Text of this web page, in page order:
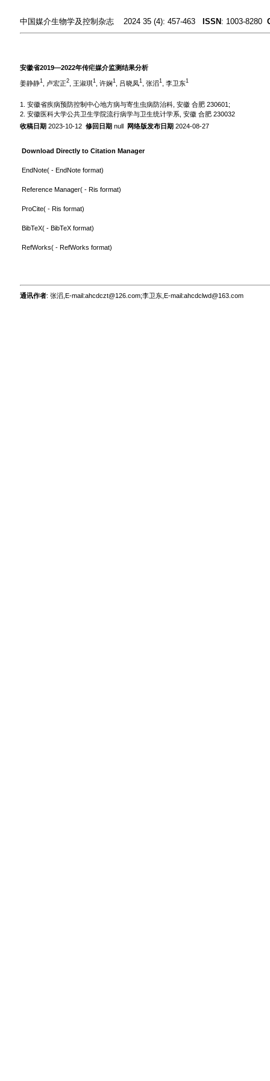
中国媒介生物学及控制杂志 2024 35 (4): 457-463 ISSN : 1003-8280
安徽省2019—2022年传疟媒介监测结果分析
姜静静1, 卢宏正2, 王淑琪1, 许娴1, 吕晓凤1, 张滔1, 李卫东1
1. 安徽省疾病预防控制中心地方病与寄生虫病防治科, 安徽 合肥 230601;
2. 安徽医科大学公共卫生学院流行病学与卫生统计学系, 安徽 合肥 230032
收稿日期2023-10-12 修回日期null 网络版发布日期2024-08-27
Download Directly to Citation Manager
EndNote( - EndNote format)
Reference Manager( - Ris format)
ProCite( - Ris format)
BibTeX( - BibTeX format)
RefWorks( - RefWorks format)
通讯作者: 张滔,E-mail:ahcdczt@126.com;李卫东,E-mail:ahcdclwd@163.com